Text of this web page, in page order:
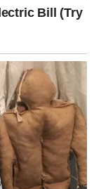
Otvara se
prate, a ne
kojem se
I vi ste za to